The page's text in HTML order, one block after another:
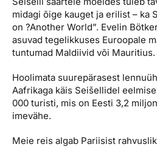
Reisitarvete e-pood
Airalo eSIM
Reisija meelespea
Kuldkaart
Platinum Club
Püsisoodustused
Boonuspunktid
Meist
Ettevõttest, kontaktid,
tööle, uudised...
Ettevõttest
Kontaktid
Reisikonsultandi teenus
Tule tööle
midagi õige kauget ja erilist – ka
on ?Another World”. Evelin
asuvad tegelikkuses Euroopale
tuntumad Maldiivid või Mauritius.
Hoolimata suurepärasest
Aafrikaga käis Seišellidel
000 turisti, mis on Eesti 3,2
imevähe.
Meie reis algab Pariisist